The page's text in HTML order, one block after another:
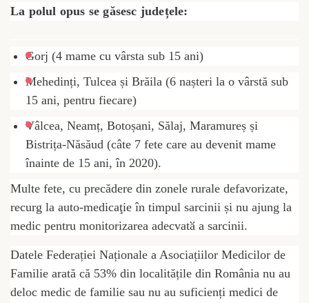
La polul opus se găsesc județele:
Gorj (4 mame cu vârsta sub 15 ani)
Mehedinți, Tulcea și Brăila (6 nașteri la o vârstă sub
15 ani, pentru fiecare)
Vâlcea, Neamț, Botoșani, Sălaj, Maramureș și
Bistrița-Năsăud (câte 7 fete care au devenit mame
înainte de 15 ani, în 2020).
Multe fete, cu precădere din zonele rurale defavorizate,
recurg la auto-medicaţie în timpul sarcinii și nu ajung la
medic pentru monitorizarea adecvatӑ a sarcinii.
Datele Federației Naționale a Asociațiilor Medicilor de
Familie arată că 53% din localitățile din România nu au
deloc medic de familie sau nu au suficienți medici de